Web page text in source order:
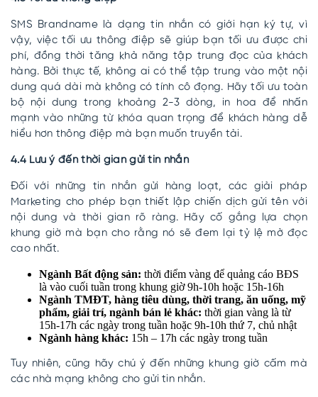
SMS Brandname là dạng tin nhắn có giới hạn ký tự, vì
vậy, việc tối ưu thông điệp sẽ giúp bạn tối ưu được chi
phí, đồng thời tăng khả năng tập trung đọc của khách
hàng. Bởi thực tế, không ai có thể tập trung vào một nội
dung quá dài mà không có tính cô đọng. Hãy tối ưu toàn
bộ nội dung trong khoảng 2-3 dòng, in hoa để nhấn
mạnh vào những từ khóa quan trọng để khách hàng dễ
hiểu hơn thông điệp mà bạn muốn truyền tải.
4.4 Lưu ý đến thời gian gửi tin nhắn
Đối với những tin nhắn gửi hàng loạt, các giải pháp
Marketing cho phép bạn thiết lập chiến dịch gửi tên với
nội dung và thời gian rõ ràng. Hãy cố gắng lựa chọn
khung giờ mà bạn cho rằng nó sẽ đem lại tỷ lệ mở đọc
cao nhất.
Ngành Bất động sản: thời điểm vàng để quảng cáo BĐS
là vào cuối tuần trong khung giờ 9h-10h hoặc 15h-16h
Ngành TMĐT, hàng tiêu dùng, thời trang, ăn uống, mỹ
phẩm, giải trí, ngành bán lẻ khác: thời gian vàng là từ
15h-17h các ngày trong tuần hoặc 9h-10h thứ 7, chủ nhật
Ngành hàng khác: 15h – 17h các ngày trong tuần
Tuy nhiên, cũng hãy chú ý đến những khung giờ cấm mà
các nhà mạng không cho gửi tin nhắn.